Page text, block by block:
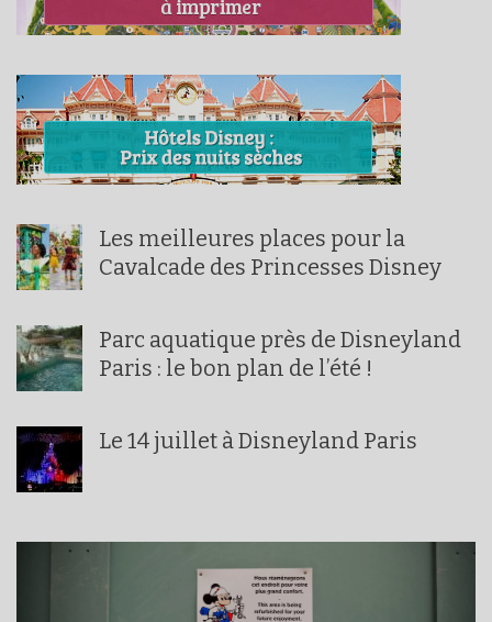
Les meilleures places pour la
Cavalcade des Princesses Disney
Parc aquatique près de Disneyland
Paris : le bon plan de l’été !
Le 14 juillet à Disneyland Paris